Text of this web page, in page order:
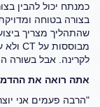
כמנתח יכול להבין
בצורה בטוחה
לקרינה. אבל בשורה
אתה רואה את
"הרבה פעמים אני